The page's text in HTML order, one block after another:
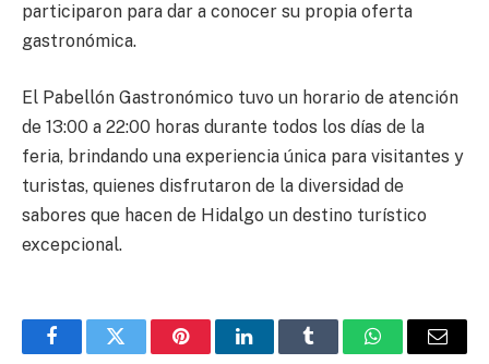
participaron para dar a conocer su propia oferta
gastronómica.
El Pabellón Gastronómico tuvo un horario de atención
de 13:00 a 22:00 horas durante todos los días de la
feria, brindando una experiencia única para visitantes y
turistas, quienes disfrutaron de la diversidad de
sabores que hacen de Hidalgo un destino turístico
excepcional.
FacebookTwitter PinterestLinkedInTumblr WhatsAppEmail